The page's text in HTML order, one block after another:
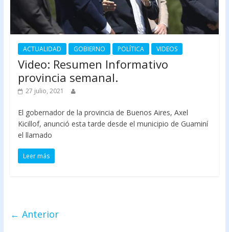
ACTUALIDAD GOBIERNO POLÍTICA VIDEOS
Video: Resumen Informativo
provincia semanal.
27 julio, 2021
El gobernador de la provincia de Buenos Aires, Axel
Kicillof, anunció esta tarde desde el municipio de Guaminí
el llamado
Leer más
← Anterior